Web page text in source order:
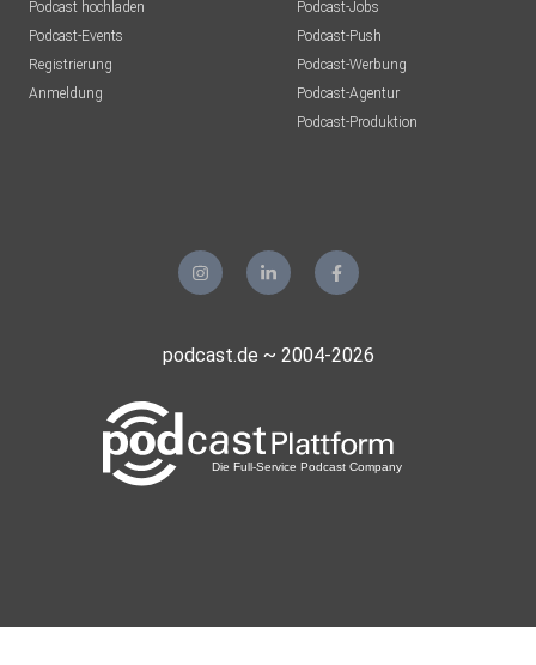
Podcast hochladen
Podcast-Events
Registrierung
Anmeldung
Podcast-Jobs
Podcast-Push
Podcast-Werbung
Podcast-Agentur
Podcast-Produktion
podcast.de ~ 2004-2026